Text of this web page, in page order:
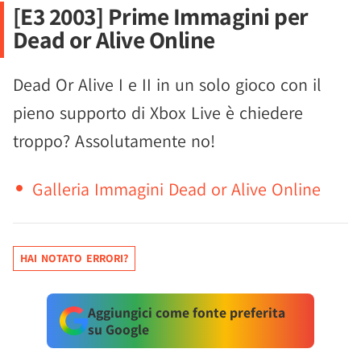
[E3 2003] Prime Immagini per
Dead or Alive Online
Dead Or Alive I e II in un solo gioco con il
pieno supporto di Xbox Live è chiedere
troppo? Assolutamente no!
Galleria Immagini Dead or Alive Online
HAI NOTATO ERRORI?
Aggiungici come fonte preferita
su Google